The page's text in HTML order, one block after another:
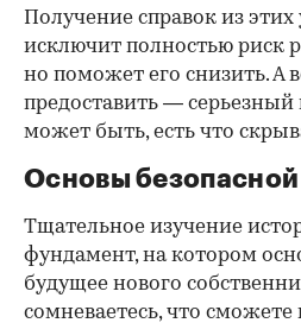
Получение справок из
исключит полностью риск
но поможет его снизить. А
предоставить — серьезный
может быть, есть что
Основы безопасной
Тщательное изучение
фундамент, на котором
будущее нового
сомневаетесь, что